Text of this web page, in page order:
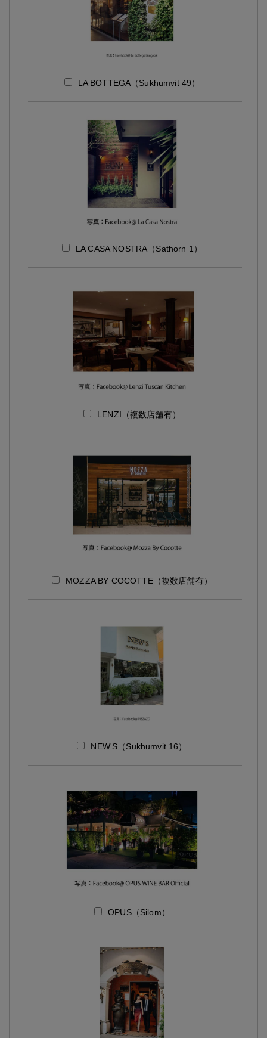
LA BOTTEGA（Sukhumvit 49）
LA CASA NOSTRA（Sathorn 1）
LENZI（複数店舗有）
MOZZA BY COCOTTE（複数店舗有）
NEW'S（Sukhumvit 16）
OPUS（Silom）